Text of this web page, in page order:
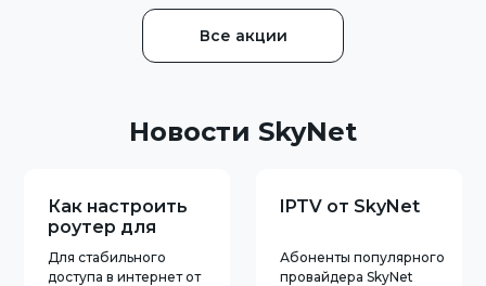
Все акции
Новости SkyNet
Как настроить
роутер для
Скайнет
Для стабильного
доступа в интернет от
IPTV от SkyNet
Абоненты популярного
провайдера SkyNet